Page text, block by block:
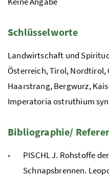
Schlüsselworte
Landwirtschaft und
Österreich, Tirol, Nordtirol,
Haarstrang, Bergwurz,
Imperatoria ostruthium
Bibliographie/
PISCHL J. Rohstoffe
Schnapsbrennen.